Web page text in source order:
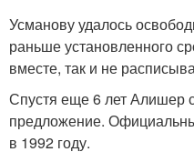
Усманову удалось
раньше установленного
вместе, так и не
Спустя еще 6 лет Алишер
предложение.
в 1992 году.